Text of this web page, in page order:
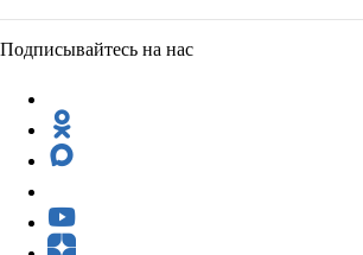
Подписывайтесь на нас